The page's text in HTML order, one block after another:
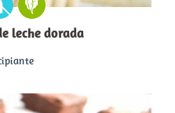
leche dorada